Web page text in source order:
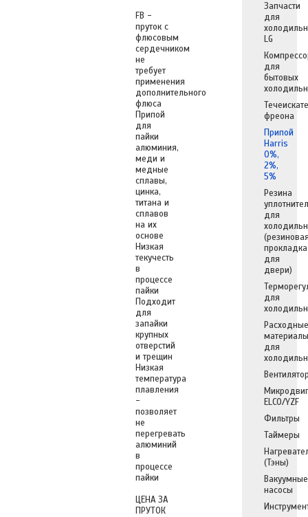
Запчасти
для
LG
для
бытовых
фреона
Припой
Harris
0%,
2%,
5%
Резина
для
прокладка
для
двери)
для
Расходные
материалы
для
ELCO/YZF
Фильтры
Таймеры
(Тэны)
Вакуумные
насосы
FB -
пруток с
флюсовым
сердечником
не
требует
применения
дополнительного
флюса
Припой
для
пайки
алюминия,
меди и
медные
сплавы,
цинка,
титана и
сплавов
на их
основе
Низкая
текучесть
в
процессе
пайки
Подходит
для
запайки
крупных
отверстий
и трещин
Низкая
температура
плавления
-
позволяет
не
перегревать
алюминий
в
процессе
пайки
ЦЕНА ЗА
ПРУТОК